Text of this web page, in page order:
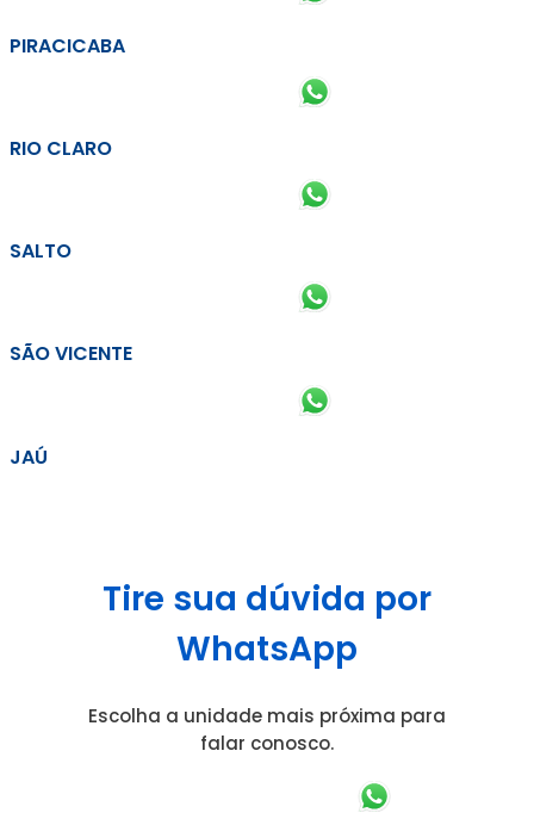
PIRACICABA
RIO CLARO
SALTO
SÃO VICENTE
JAÚ
Tire sua dúvida por
WhatsApp
Escolha a unidade mais próxima para
falar conosco.